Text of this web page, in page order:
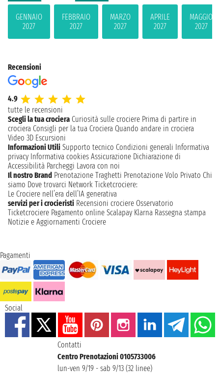
GENNAIO
2027
FEBBRAIO
2027
MARZO
2027
APRILE
2027
MAGGIO
2027
Recensioni
4.9
tutte le recensioni
Scegli la tua crociera Curiosità sulle crociere Prima di partire in
crociera Consigli per la tua Crociera Quando andare in crociera
Video 3D Escursioni
Informazioni Utili Supporto tecnico Condizioni generali Informativa
privacy Informativa cookies Assicurazione Dichiarazione di
Accessibilità Parcheggi Lavora con noi
Il nostro Brand Prenotazione Traghetti Prenotazione Volo Privato Chi
siamo Dove trovarci Network Ticketcrociere:
Le Crociere nell’era dell’IA generativa
servizi per i crocieristi Recensioni crociere Osservatorio
Ticketcrociere Pagamento online Scalapay Klarna Rassegna stampa
Notizie e Aggiornamenti Crociere
Pagamenti
Social
Contatti
Centro Prenotazioni 0105733006
lun-ven 9/19 - sab 9/13 (32 linee)